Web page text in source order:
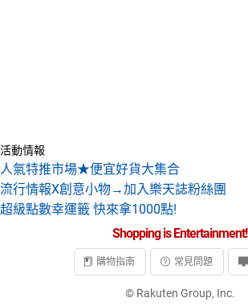
活動情報
人氣特推市場★便宜好貨大集合
流行情報X創意小物→加入樂天誌粉絲團
超級點數幸運籤 快來拿1000點!
Shopping is Entertainment!
購物指南 常見問題
© Rakuten Group, Inc.